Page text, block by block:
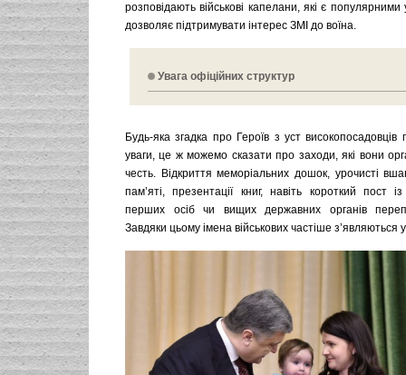
розповідають військові капелани, які є
дозволяє підтримувати інтерес ЗМІ до воїна.
Увага офіційних структур
Будь-яка згадка про Героїв з уст високопосадовців
уваги, це ж можемо сказати про заходи, які вони
честь. Відкриття меморіальних дошок, урочисті
пам’яті, презентації книг, навіть короткий пост
перших осіб чи вищих державних органів
Завдяки цьому імена військових частіше з’являються